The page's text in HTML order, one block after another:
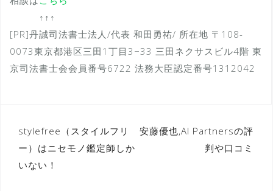
↑↑↑
[PR]丹誠司法書士法人/代表 和田勇祐/ 所在地 〒108-
0073東京都港区三田1丁目3−33 三田ネクサスビル4階 東
京司法書士会会員番号6722 法務大臣認定番号1312042
投
稿
ナ
stylefree（スタイルフリ
ー）はニセモノ鑑定師しか
いない！
安藤優也,AI Partnersの評
判や口コミ